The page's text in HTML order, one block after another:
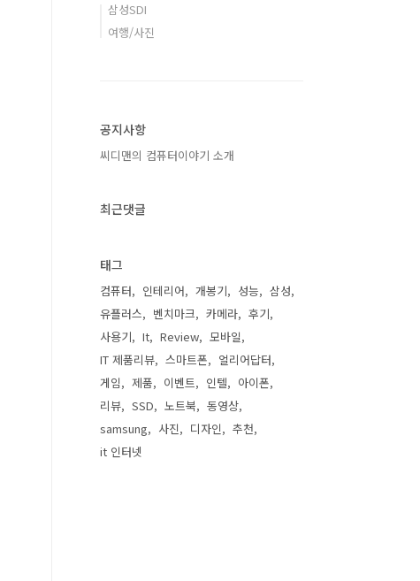
삼성SDI
여행/사진
공지사항
씨디맨의 컴퓨터이야기 소개
최근댓글
태그
컴퓨터 인테리어 개봉기 성능
삼성
유플러스
벤치마크 카메라
후기
사용기
It Review
모바일
IT 제품리뷰
스마트폰
얼리어답터
게임
제품 이벤트 인텔
아이폰
리뷰
SSD 노트북
동영상
samsung
사진 디자인
추천
it 인터넷